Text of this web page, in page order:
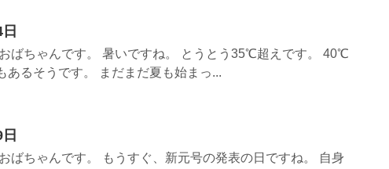
ばちゃんです。 暑いですね。 とうとう35℃超えです。 40℃
あるそうです。 まだまだ夏も始まっ...
ばちゃんです。 もうすぐ、新元号の発表の日ですね。 自身